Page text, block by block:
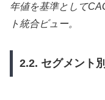
年値を基準として
ト統合ビュー。
2.2. セグメント